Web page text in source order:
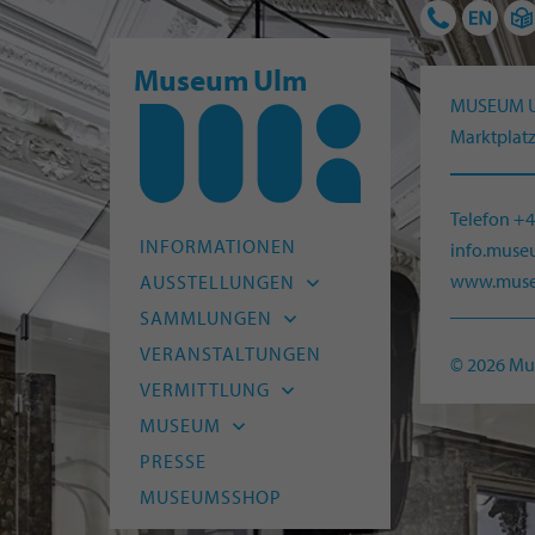
Museum Ulm
INFORMATIONEN
AUSSTELLUNGEN
Aktuell
Vorschau
Archiv
SAMMLUNGEN
Archäologie
Alte Kunst
Moderne
HfG-Archiv
Naturmuseum Ulm
VERANSTALTUNGEN
VERMITTLUNG
Kitas und Schulen
Kinder und Familien
Junge Menschen
Erwachsene
MUSEUM
Leitbild
Team
Freunde
PRESSE
MUSEUMSSHOP
MUSEUM
Telefon
© 2026